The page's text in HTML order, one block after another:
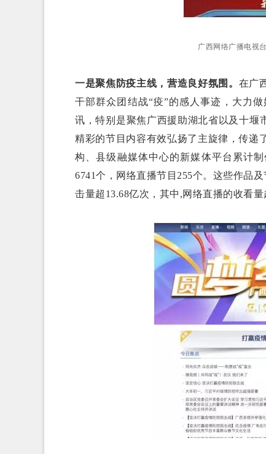
广西网络广播电视
一是聚焦防疫主线，营造良好氛围。 在广
干部群众团结战“疫”的感人事迹，大力
讯，特别是聚焦广西援助湖北省以及十堰
精彩的节目内容有效弘扬了主旋律，传递
构、县级融媒体中心的新媒体平台累计
6741个，网络直播节目255个。这些作品
击量超13.68亿次，其中,网络直播的收看量